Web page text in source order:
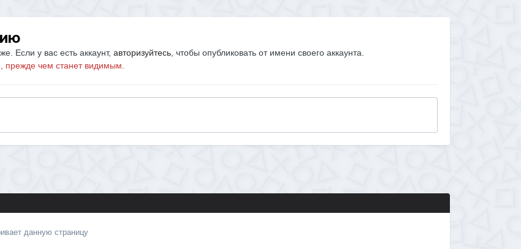
Если у вас есть аккаунт, авторизуйтесь, чтобы опубликовать от имени своего аккаунта.
прежде чем станет видимым.
данную страницу